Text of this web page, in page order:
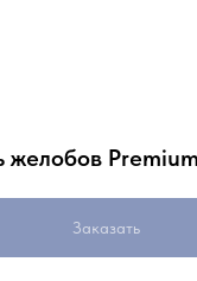
желобов
Заказать